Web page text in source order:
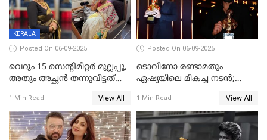
പൊട്ടിക്കരഞ്ഞ് നടി
KERALA
Posted On 06-09-2025
വെറും 15 സെന്റീമീറ്റര്‍ മുല്ലപ്പൂ,
അതും അച്ഛൻ തന്നുവിട്ടത്
ലക്ഷം രൂപ പിഴ; നവ്യ
28ദിവസത്തിനകം പിഴ
അടയ്ക്കണം
1 Min Read View All
Posted On 06-09-2025
ടൊവിനോ രണ്ടാമതും
ഏഷ്യയിലെ മികച്ച നടന്‍;
പുരസ്‌കാരം
1 Min Read View All